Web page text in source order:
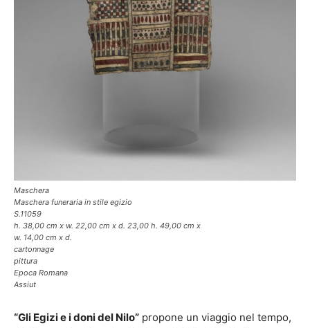
Maschera
Maschera funeraria in stile egizio
S.11059
h. 38,00 cm x w. 22,00 cm x d. 23,00 h. 49,00 cm x
w. 14,00 cm x d.
cartonnage
pittura
Epoca Romana
Assiut
“Gli Egizi e i doni del Nilo” propone un viaggio nel tempo,